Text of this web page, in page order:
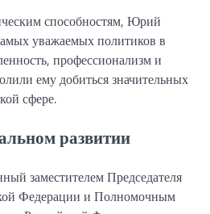
способностям, Юрий
уважаемых политиков в
профессионализм и
ему добиться значительных
сфере.
развитии
заместителем Председателя
Федерации и Полномочным